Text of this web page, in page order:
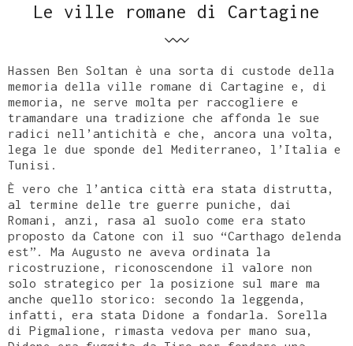
Le ville romane di Cartagine
Hassen Ben Soltan è una sorta di custode della
memoria della ville romane di Cartagine e, di
memoria, ne serve molta per raccogliere e
tramandare una tradizione che affonda le sue
radici nell’antichità e che, ancora una volta,
lega le due sponde del Mediterraneo, l’Italia e
Tunisi.
È vero che l’antica città era stata distrutta,
al termine delle tre guerre puniche, dai
Romani, anzi, rasa al suolo come era stato
proposto da Catone con il suo “Carthago delenda
est”. Ma Augusto ne aveva ordinata la
ricostruzione, riconoscendone il valore non
solo strategico per la posizione sul mare ma
anche quello storico: secondo la leggenda,
infatti, era stata Didone a fondarla. Sorella
di Pigmalione, rimasta vedova per mano sua,